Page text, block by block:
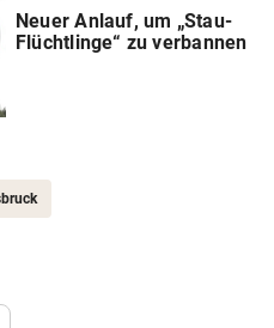
Neuer Anlauf, um „Stau-
Flüchtlinge“ zu verbannen